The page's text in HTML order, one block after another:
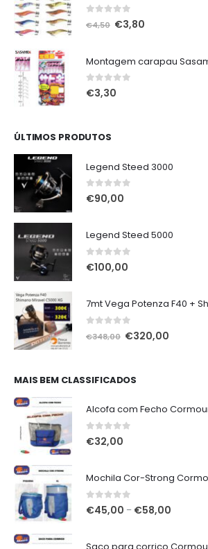
out of 5
€4,50 O
era:
€4,50.
€3,80
é:
Montagem carapau
0out of 5
€3,30
ÚLTIMOS PRODUTOS
Legend Steed 3000
0out of 5
€90,00
Legend Steed 5000
0out of 5
€100,00
€348,00 O
era:
€320,00
MAIS BEM CLASSIFICADOS
Alcofa com Fecho
0out of 5
€32,00
Mochila Cor-Strong
0out of 5
€45,00 – €58,00